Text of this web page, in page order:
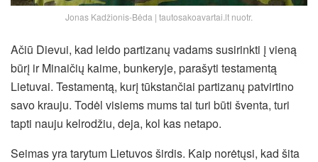
Jonas Kadžionis-Bėda | tautosakoavartai.lt nuotr.
Ačiū Dievui, kad leido partizanų vadams susirinkti į vieną
būrį ir Minaičių kaime, bunkeryje, parašyti testamentą
Lietuvai. Testamentą, kurį tūkstančiai partizanų patvirtino
savo krauju. Todėl visiems mums tai turi būti šventa, turi
tapti nauju kelrodžiu, deja, kol kas netapo.
Seimas yra tarytum Lietuvos širdis. Kaip norėtųsi, kad šita